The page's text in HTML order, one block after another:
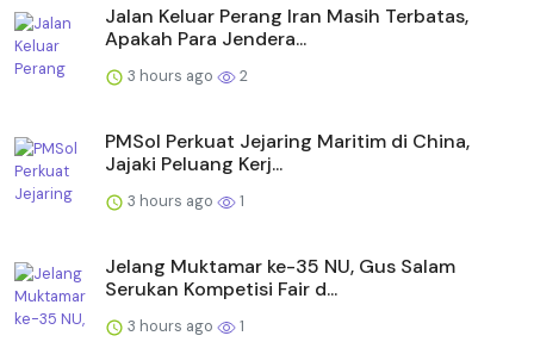
Jalan Keluar Perang Iran Masih Terbatas,
Apakah Para Jendera...
3 hours ago 2
PMSol Perkuat Jejaring Maritim di China,
Jajaki Peluang Kerj...
3 hours ago 1
Jelang Muktamar ke-35 NU, Gus Salam
Serukan Kompetisi Fair d...
3 hours ago 1